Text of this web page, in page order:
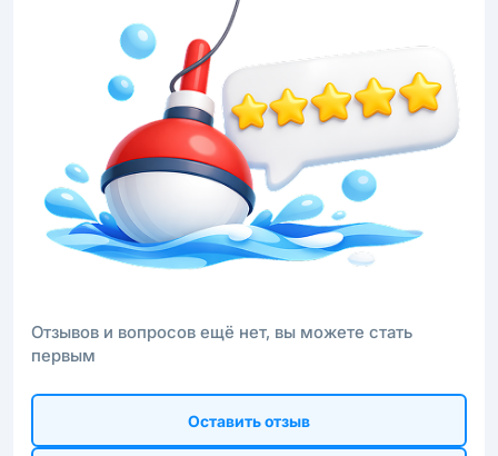
Отзывов и вопросов ещё нет, вы можете стать
первым
Оставить отзыв